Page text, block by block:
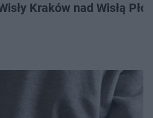
Kraków nad Wisłą